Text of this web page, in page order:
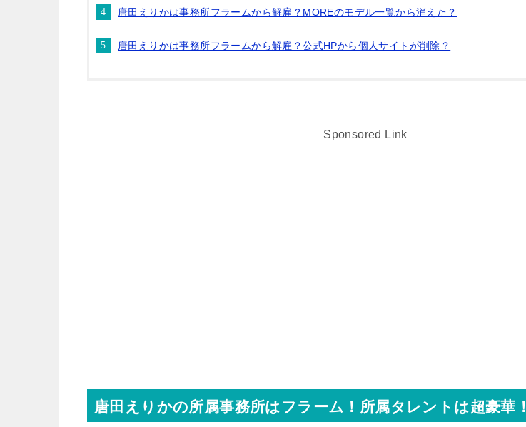
唐田えりかは事務所フラームから解雇？MOREのモデル一覧から消えた？
唐田えりかは事務所フラームから解雇？公式HPから個人サイトが削除？
Sponsored Link
唐田えりかの所属事務所はフラーム！所属タレントは超豪華！